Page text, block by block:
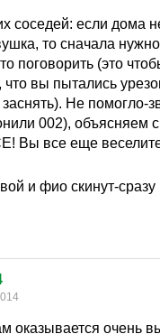
соседей: если дома
то сначала нужно
поговорить (это
что вы пытались
Не помогло-
002), объясняем
Вы все еще
и фио скинут-
оказывается очень